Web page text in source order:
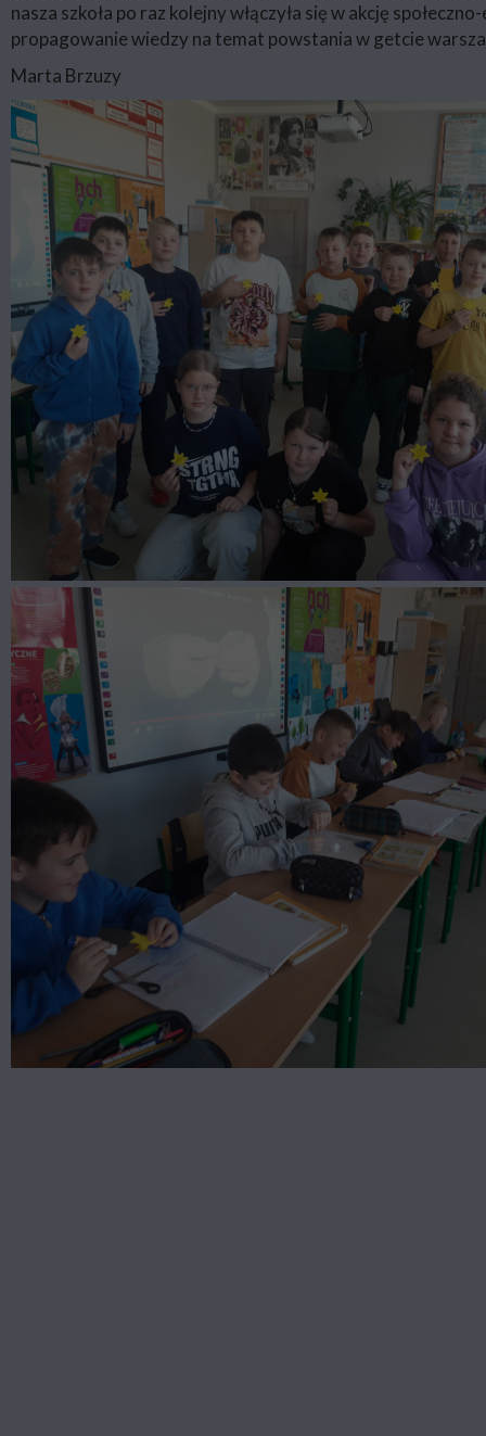
nasza szkoła po raz kolejny włączyła się w akcję
propagowanie wiedzy na temat powstania w getcie
Marta Brzuzy